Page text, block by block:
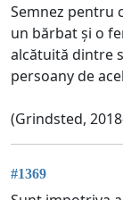
Semnez pentru
un bărbat și o
alcătuită dintre
persoany de
(Grindsted,
#1369